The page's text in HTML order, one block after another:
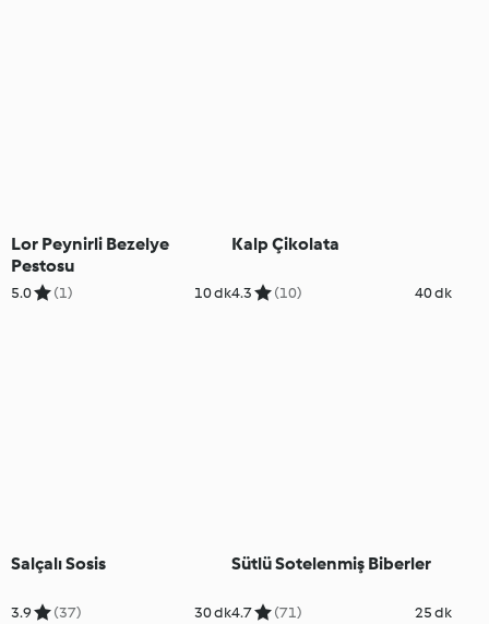
Lor Peynirli Bezelye
Pestosu
5.0 (1) 10 dk
Kalp Çikolata
4.3 (10) 40 dk
Salçalı Sosis
3.9 (37) 30 dk
Sütlü Sotelenmiş Biberler
4.7 (71) 25 dk